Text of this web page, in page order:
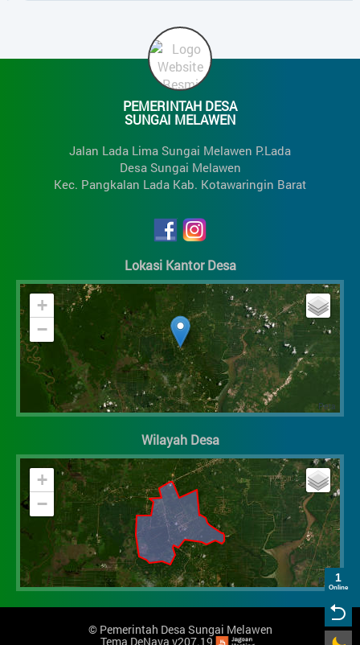
PEMERINTAH DESA
SUNGAI MELAWEN
Jalan Lada Lima Sungai Melawen P.Lada
Desa Sungai Melawen
Kec. Pangkalan Lada Kab. Kotawaringin Barat
Lokasi Kantor Desa
+
−
Wilayah Desa
+
−
© Pemerintah Desa Sungai Melawen
Tema DeNava v207.19
1
Online